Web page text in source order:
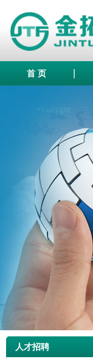
首 页
人才招聘